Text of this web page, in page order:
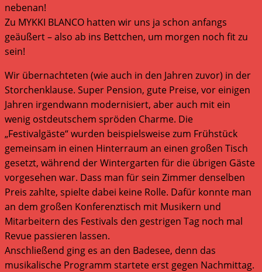
nebenan!
Zu MYKKI BLANCO hatten wir uns ja schon anfangs
geäußert – also ab ins Bettchen, um morgen noch fit zu
sein!
Wir übernachteten (wie auch in den Jahren zuvor) in der
Storchenklause. Super Pension, gute Preise, vor einigen
Jahren irgendwann modernisiert, aber auch mit ein
wenig ostdeutschem spröden Charme. Die
„Festivalgäste“ wurden beispielsweise zum Frühstück
gemeinsam in einen Hinterraum an einen großen Tisch
gesetzt, während der Wintergarten für die übrigen Gäste
vorgesehen war. Dass man für sein Zimmer denselben
Preis zahlte, spielte dabei keine Rolle. Dafür konnte man
an dem großen Konferenztisch mit Musikern und
Mitarbeitern des Festivals den gestrigen Tag noch mal
Revue passieren lassen.
Anschließend ging es an den Badesee, denn das
musikalische Programm startete erst gegen Nachmittag.